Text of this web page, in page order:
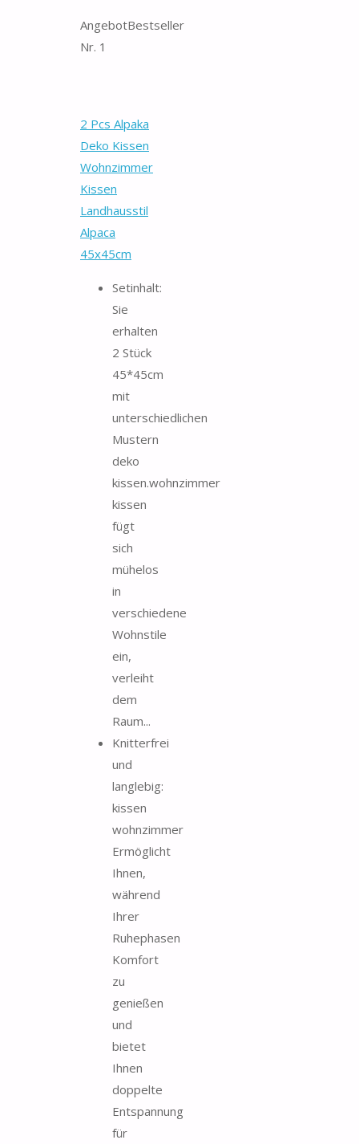
AngebotBestseller
Nr. 1
2 Pcs Alpaka
Deko Kissen
Wohnzimmer
Kissen
Landhausstil
Alpaca
45x45cm
Setinhalt:
Sie
erhalten
2 Stück
45*45cm
mit
unterschiedlichen
Mustern
deko
kissen.wohnzimmer
kissen
fügt
sich
mühelos
in
verschiedene
Wohnstile
ein,
verleiht
dem
Raum...
Knitterfrei
und
langlebig:
kissen
wohnzimmer
Ermöglicht
Ihnen,
während
Ihrer
Ruhephasen
Komfort
zu
genießen
und
bietet
Ihnen
doppelte
Entspannung
für